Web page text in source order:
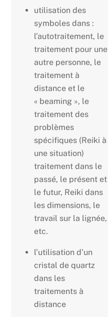
utilisation des
symboles dans :
l’autotraitement, le
traitement pour une
autre personne, le
traitement à
distance et le
« beaming », le
traitement des
problèmes
spécifiques (Reiki à
une situation)
traitement dans le
passé, le présent et
le futur, Reiki dans
les dimensions, le
travail sur la lignée,
etc.
l’utilisation d’un
cristal de quartz
dans les
traitements à
distance